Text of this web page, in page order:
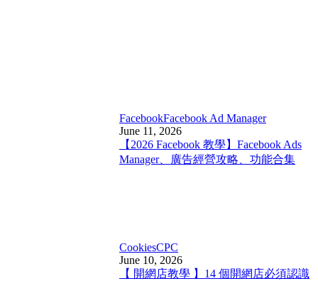
FacebookFacebook Ad Manager
June 11, 2026
【2026 Facebook 教學】Facebook Ads
Manager、廣告經營攻略、功能合集
CookiesCPC
June 10, 2026
【 開網店教學 】14 個開網店必須認識